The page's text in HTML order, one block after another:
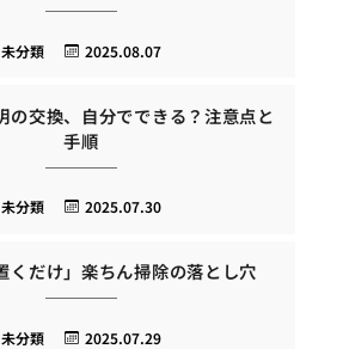
2025.08.07
未分類
の交換、自分でできる？注意点と
手順
2025.07.30
未分類
くだけ」楽ちん掃除の落とし穴
2025.07.29
未分類